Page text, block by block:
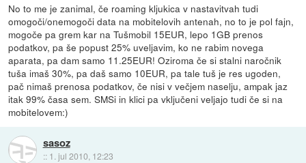
No to me je zanimal, če roaming kljukica v nastavitvah tudi
omogoči/onemogoči data na mobitelovih antenah, no to je pol fajn,
mogoče pa grem kar na Tušmobil 15EUR, lepo 1GB prenos
podatkov, pa še popust 25% uveljavim, ko ne rabim novega
aparata, pa dam samo 11.25EUR! Oziroma če si stalni naročnik
tuša imaš 30%, pa daš samo 10EUR, pa tale tuš je res ugoden,
pač nimaš prenosa podatkov, če nisi v večjem naselju, ampak jaz
itak 99% časa sem. SMSi in klici pa vključeni veljajo tudi če si na
mobitelovem:)
sasoz
:: 1. jul 2010, 12:23